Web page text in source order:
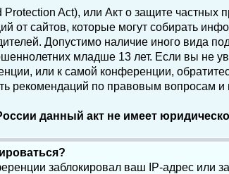
Act), или Акт о защите частных
от сайтов, которые могут собирать
Допустимо наличие иного вида
младше 13 лет. Если вы не
или к самой конференции,
рекомендаций по правовым вопросам
данный акт не имеет
заблокировал ваш IP-адрес или